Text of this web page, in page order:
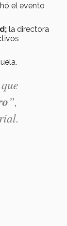
el evento
la directora
”,